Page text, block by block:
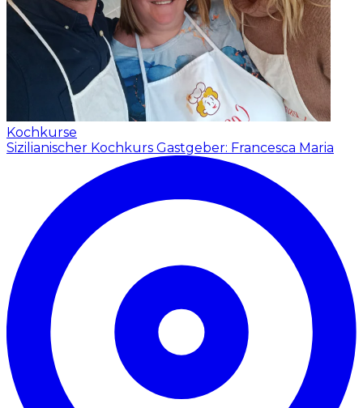
Kochkurse
Sizilianischer Kochkurs Gastgeber: Francesca Maria